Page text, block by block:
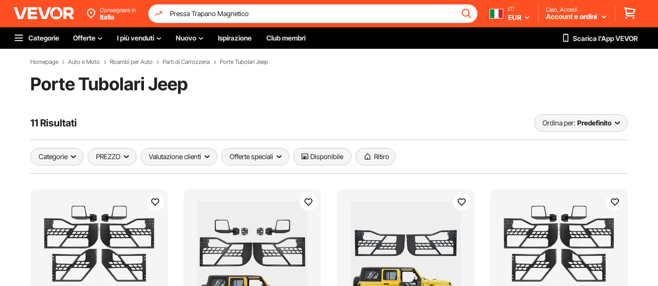
Consegnare in
Italia
IT/
EUR
Ciao, Accedi
Account e ordini
Categorie Offerte I più venduti Nuovo Ispirazione Club membri Scarica l'App VEVOR
Homepage Auto e Moto Ricambi per Auto Parti di Carrozzeria Porte Tubolari Jeep
Porte Tubolari Jeep
11 Risultati Ordina per: Predefinito
Categorie PREZZO Valutazione clienti Offerte speciali Disponibile Ritiro